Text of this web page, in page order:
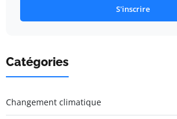
S'inscrire
Catégories
Changement climatique